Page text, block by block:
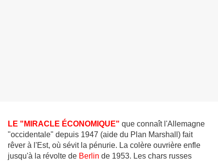
LE "MIRACLE ÉCONOMIQUE" que connaît l'Allemagne
"occidentale" depuis 1947 (aide du Plan Marshall) fait
rêver à l'Est, où sévit la pénurie. La colère ouvrière enfle
jusqu'à la révolte de Berlin de 1953. Les chars russes